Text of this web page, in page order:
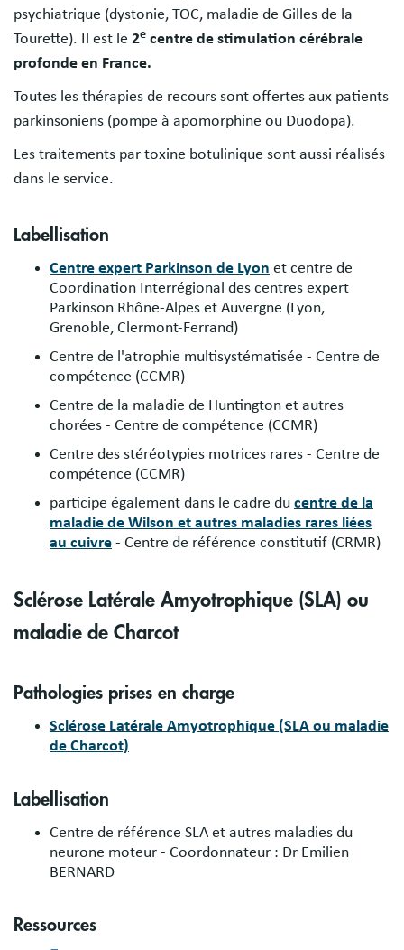
psychiatrique (dystonie, TOC, maladie de Gilles de la
Tourette). Il est le 2e centre de stimulation cérébrale
profonde en France.
Toutes les thérapies de recours sont offertes aux patients
parkinsoniens (pompe à apomorphine ou Duodopa).
Les traitements par toxine botulinique sont aussi réalisés
dans le service.
Labellisation
Centre expert Parkinson de Lyon et centre de
Coordination Interrégional des centres expert
Parkinson Rhône-Alpes et Auvergne (Lyon,
Grenoble, Clermont-Ferrand)
Centre de l'atrophie multisystématisée - Centre de
compétence (CCMR)
Centre de la maladie de Huntington et autres
chorées - Centre de compétence (CCMR)
Centre des stéréotypies motrices rares - Centre de
compétence (CCMR)
participe également dans le cadre du centre de la
maladie de Wilson et autres maladies rares liées
au cuivre - Centre de référence constitutif (CRMR)
Sclérose Latérale Amyotrophique (SLA) ou
maladie de Charcot
Pathologies prises en charge
Sclérose Latérale Amyotrophique (SLA ou maladie
de Charcot)
Labellisation
Centre de référence SLA et autres maladies du
neurone moteur - Coordonnateur : Dr Emilien
BERNARD
Ressources